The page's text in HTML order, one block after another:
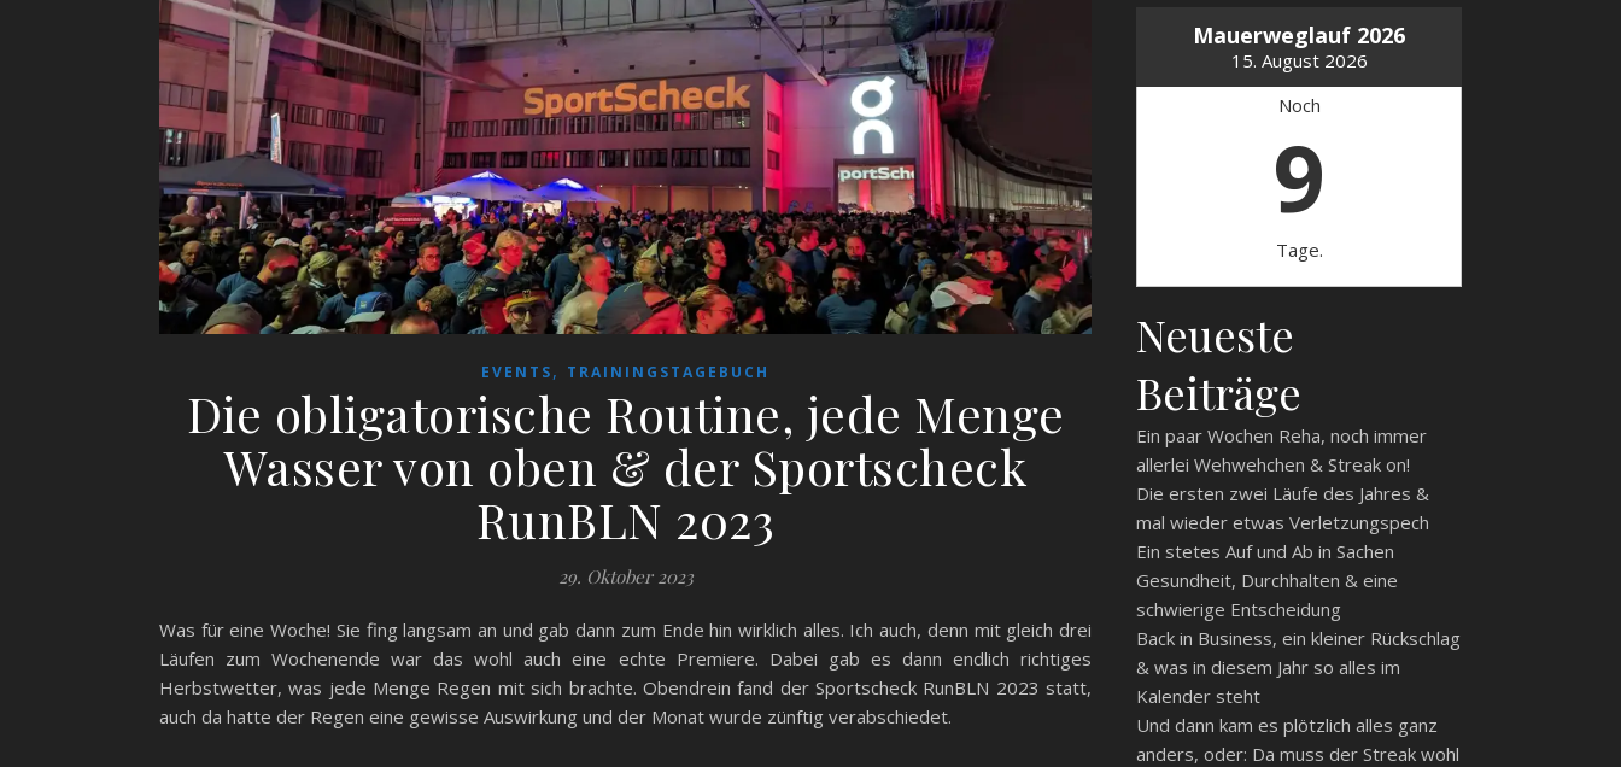
EVENTS, TRAININGSTAGEBUCH
Die obligatorische Routine, jede Menge
Wasser von oben & der Sportscheck
RunBLN 2023
29. Oktober 2023
Was für eine Woche! Sie fing langsam an und gab dann zum Ende hin wirklich alles. Ich auch, denn mit gleich drei
Läufen zum Wochenende war das wohl auch eine echte Premiere. Dabei gab es dann endlich richtiges
Herbstwetter, was jede Menge Regen mit sich brachte. Obendrein fand der Sportscheck RunBLN 2023 statt,
auch da hatte der Regen eine gewisse Auswirkung und der Monat wurde zünftig verabschiedet.
Mauerweglauf 2026
15. August 2026
Noch
9
Tage.
Neueste
Beiträge
Ein paar Wochen Reha, noch immer
allerlei Wehwehchen & Streak on!
Die ersten zwei Läufe des Jahres &
mal wieder etwas Verletzungspech
Ein stetes Auf und Ab in Sachen
Gesundheit, Durchhalten & eine
schwierige Entscheidung
Back in Business, ein kleiner Rückschlag
& was in diesem Jahr so alles im
Kalender steht
Und dann kam es plötzlich alles ganz
anders, oder: Da muss der Streak wohl